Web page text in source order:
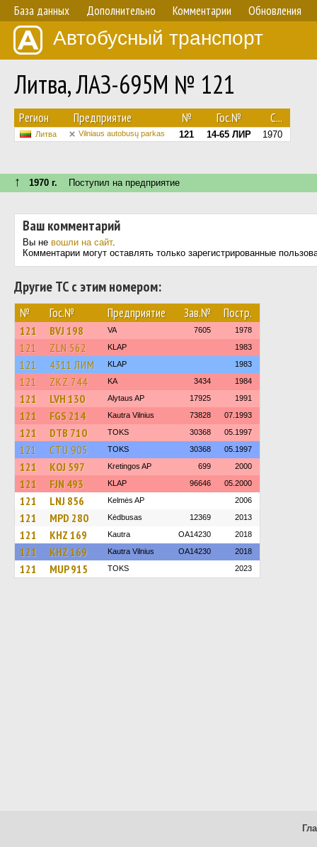
База данных Дополнительно Комментарии Обновления
Автобусный транспорт
Литва, ЛАЗ-695М № 121
Регион Предприятие № Гос.№ С...
Литва Vilniaus autobusų parkas 121 14-65 ЛИР 1970
↑ 1970 г. Поступил на предприятие
Ваш комментарий
Вы не вошли на сайт.
Комментарии могут оставлять только зарегистрированные
Другие ТС с этим номером:
№ Гос.№ Предприятие Зав.№ Постр.
121 BVJ 198 VA 7605 1978
121 ZLN 562 KLAP 1983
121 4311 ЛИМ KLAP 1983
121 ZKZ 744 KA 3434 1984
121 LVH 130 Alytaus AP 17925 1991
121 FGS 214 Kautra Vilnius 73828 07.1993
121 DTB 710 TOKS 30368 05.1997
121 CTU 905 TOKS 30368 05.1997
121 KOJ 597 Kretingos AP 699 2000
121 FJN 493 KLAP 96646 05.2000
121 LNJ 856 Kelmės AP 2006
121 MPD 280 Kėdbusas 12369 2013
121 KHZ 169 Kautra OA14230 2018
121 KHZ 169 Kautra Vilnius OA14230 2018
121 MUP 915 TOKS 2023